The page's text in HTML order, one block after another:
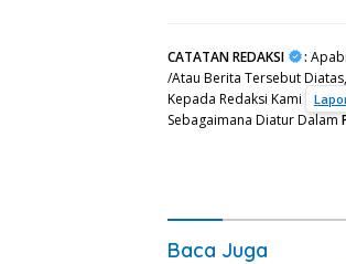
CATATAN REDAKSI :
/Atau Berita Tersebut
Kepada Redaksi Kami
Sebagaimana Diatur Dalam
Baca Juga